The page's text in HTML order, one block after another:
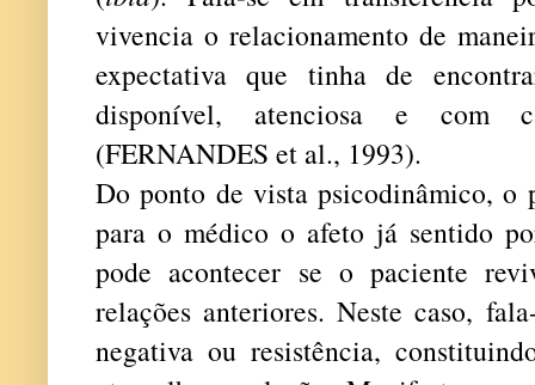
vivencia o relacionamento de
expectativa que tinha de
disponível, atenciosa e com
(FERNANDES et al., 1993).
Do ponto de vista psicodinâmico, o
para o médico o afeto já sentido
pode acontecer se o paciente
relações anteriores. Neste caso,
negativa ou resistência,